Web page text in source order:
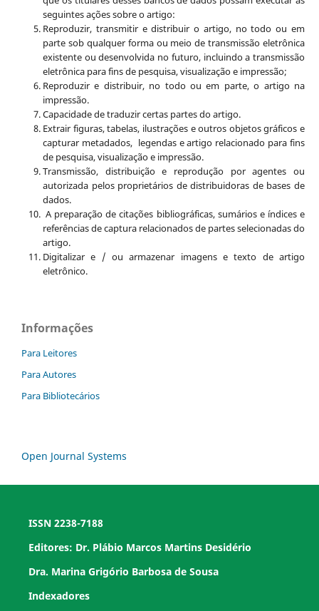
seguintes ações sobre o artigo:
Reproduzir, transmitir e distribuir o artigo, no todo ou em
parte sob qualquer forma ou meio de transmissão eletrônica
existente ou desenvolvida no futuro, incluindo a transmissão
eletrônica para fins de pesquisa, visualização e impressão;
Reproduzir e distribuir, no todo ou em parte, o artigo na
impressão.
Capacidade de traduzir certas partes do artigo.
Extrair figuras, tabelas, ilustrações e outros objetos gráficos e
capturar metadados, legendas e artigo relacionado para fins
de pesquisa, visualização e impressão.
Transmissão, distribuição e reprodução por agentes ou
autorizada pelos proprietários de distribuidoras de bases de
dados.
A preparação de citações bibliográficas, sumários e índices e
referências de captura relacionados de partes selecionadas do
artigo.
Digitalizar e / ou armazenar imagens e texto de artigo
eletrônico.
Informações
Para Leitores
Para Autores
Para Bibliotecários
Open Journal Systems
ISSN 2238-7188
Editores: Dr. Plábio Marcos Martins Desidério
Dra. Marina Grigório Barbosa de Sousa
Indexadores